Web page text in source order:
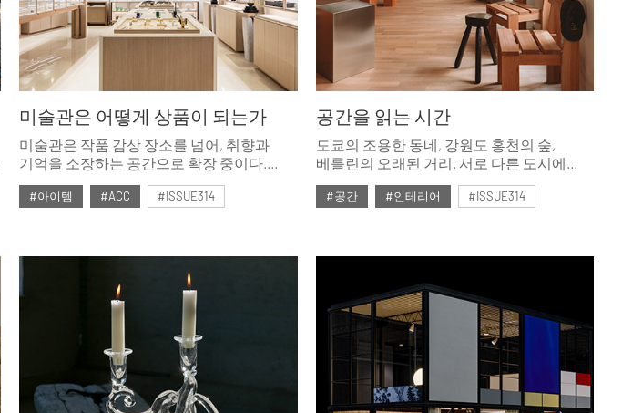
미술관은 어떻게 상품이 되는가
미술관은 작품 감상 장소를 넘어, 취향과
기억을 소장하는 공간으로 확장 중이다.
정체성과 감각을 일상에서 느끼게 해준다.
호암미술관의 사례를 통해 알아보았다.
#아이템 #ACC
#ISSUE314
공간을 읽는 시간
도쿄의 조용한 동네, 강원도 홍천의 숲,
베를린의 오래된 거리. 서로 다른 도시에
넘어 브랜드의 역사, 가상의 서사, 거리의
#공간 #인테리어
#ISSUE314